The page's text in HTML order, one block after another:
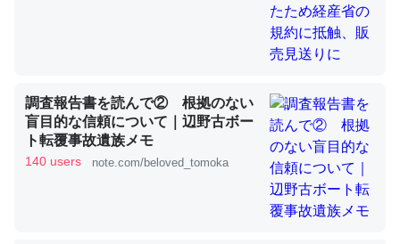
─たまにLINEするくらいだった遠方の父67歳と僕。ITツール導入で
コミュニケーションが劇的に変化した｜tayorini by LIFULL介護
ちょうど同じ理由でEcho Show 8を設定中でした。Prime
とかSpotifyを支払う孝行もできる。一生で親と会える残
り時間を日数にすると1週間とかの人が多いそうだけど、
調査報告書を読んで② 根拠のない
盲目的な信頼について｜辺野古ボー
ト転覆事故遺族メモ
140 users note.com/beloved_tomoka